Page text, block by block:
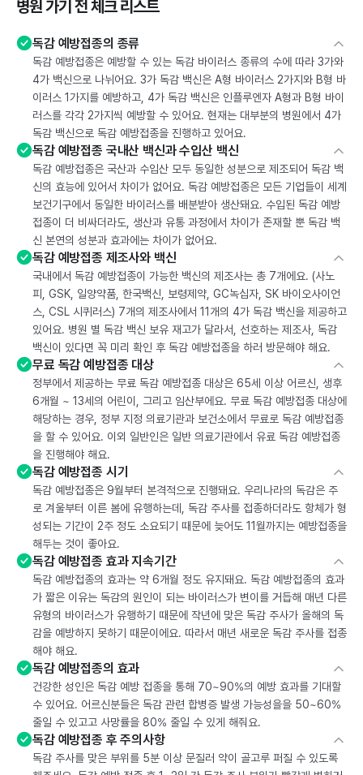
병원 가기 전 체크 리스트
독감 예방접종의 종류
독감 예방접종은 예방할 수 있는 독감 바이러스 종류의 수에 따라 3가와
4가 백신으로 나뉘어요. 3가 독감 백신은 A형 바이러스 2가지와 B형 바
이러스 1가지를 예방하고, 4가 독감 백신은 인플루엔자 A형과 B형 바이
러스를 각각 2가지씩 예방할 수 있어요. 현재는 대부분의 병원에서 4가
독감 백신으로 독감 예방접종을 진행하고 있어요.
독감 예방접종 국내산 백신과 수입산 백신
독감 예방접종은 국산과 수입산 모두 동일한 성분으로 제조되어 독감 백
신의 효능에 있어서 차이가 없어요. 독감 예방접종은 모든 기업들이 세계
보건기구에서 동일한 바이러스를 배분받아 생산돼요. 수입된 독감 예방
접종이 더 비싸더라도, 생산과 유통 과정에서 차이가 존재할 뿐 독감 백
신 본연의 성분과 효과에는 차이가 없어요.
독감 예방접종 제조사와 백신
국내에서 독감 예방접종이 가능한 백신의 제조사는 총 7개에요. (사노
피, GSK, 일양약품, 한국백신, 보령제약, GC녹십자, SK 바이오사이언
스, CSL 시퀴러스) 7개의 제조사에서 11개의 4가 독감 백신을 제공하고
있어요. 병원 별 독감 백신 보유 재고가 달라서, 선호하는 제조사, 독감
백신이 있다면 꼭 미리 확인 후 독감 예방접종을 하러 방문해야 해요.
무료 독감 예방접종 대상
정부에서 제공하는 무료 독감 예방접종 대상은 65세 이상 어르신, 생후
6개월 ~ 13세의 어린이, 그리고 임산부에요. 무료 독감 예방접종 대상에
해당하는 경우, 정부 지정 의료기관과 보건소에서 무료로 독감 예방접종
을 할 수 있어요. 이외 일반인은 일반 의료기관에서 유료 독감 예방접종
을 진행해야 해요.
독감 예방접종 시기
독감 예방접종은 9월부터 본격적으로 진행돼요. 우리나라의 독감은 주
로 겨울부터 이른 봄에 유행하는데, 독감 주사를 접종하더라도 항체가 형
성되는 기간이 2주 정도 소요되기 때문에 늦어도 11월까지는 예방접종을
해두는 것이 좋아요.
독감 예방접종 효과 지속기간
독감 예방접종의 효과는 약 6개월 정도 유지돼요. 독감 예방접종의 효과
가 짧은 이유는 독감의 원인이 되는 바이러스가 변이를 거듭해 매년 다른
유형의 바이러스가 유행하기 때문에 작년에 맞은 독감 주사가 올해의 독
감을 예방하지 못하기 때문이에요. 따라서 매년 새로운 독감 주사를 접종
해야 해요.
독감 예방접종의 효과
건강한 성인은 독감 예방 접종을 통해 70~90%의 예방 효과를 기대할
수 있어요. 어르신분들은 독감 관련 합병증 발생 가능성을을 50~60%
줄일 수 있고고 사망률을 80% 줄일 수 있게 해줘요.
독감 예방접종 후 주의사항
독감 주사를 맞은 부위를 5분 이상 문질러 약이 골고루 퍼질 수 있도록